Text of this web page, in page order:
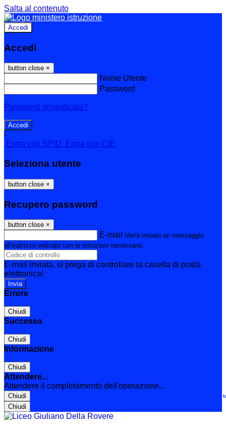
Salta al contenuto
Accedi
Accedi
button close ×
Nome Utente
Password
Password dimenticata?
-
Entra con SPID
Entra con CIE
Seleziona utente
button close ×
Recupero password
button close ×
E-mail Verrà inviato un messaggio
all'indirizzo indicato con le istruzioni necessarie.
E-mail inviata, si prega di controllare la casella di posta
elettronica!
Errore
Chiudi
Successo
Chiudi
Informazione
Chiudi
Attendere...
Attendere il completamento dell'operazione...
Chiudi
Chiudi
Le